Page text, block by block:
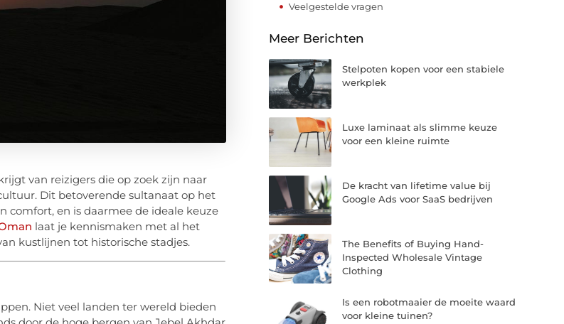
van reizigers die op zoek zijn naar
Dit betoverende sultanaat op het
comfort, en is daarmee de ideale keuze
laat je kennismaken met al het
kustlijnen tot historische stadjes.
Niet veel landen ter wereld bieden
Veelgestelde vragen
Meer Berichten
Stelpoten kopen voor een stabiele
werkplek
Luxe laminaat als slimme keuze
voor een kleine ruimte
De kracht van lifetime value bij
Google Ads voor SaaS bedrijven
The Benefits of Buying Hand-
Inspected Wholesale Vintage
Clothing
Is een robotmaaier de moeite waard
voor kleine tuinen?